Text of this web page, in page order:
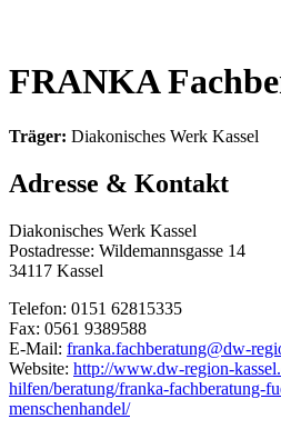
FRANKA
Träger: Diakonisches Werk Kassel
Adresse & Kontakt
Diakonisches Werk Kassel
Postadresse: Wildemannsgasse 14
34117 Kassel
Telefon: 0151 62815335
Fax: 0561 9389588
E-Mail: franka.fachberatung@dw-
Website: http://www.dw-region-
hilfen/beratung/franka-fachberatung-
menschenhandel/